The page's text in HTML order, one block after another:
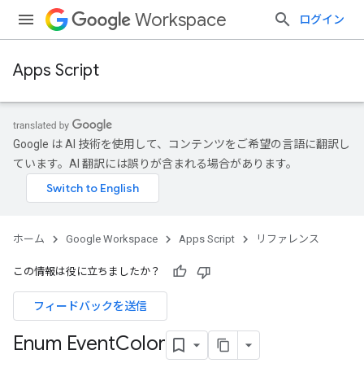
Workspace ログイン
Apps Script
Google は AI 技術を使用して、コンテンツをご希望の言語に翻訳し
ています。AI 翻訳には誤りが含まれる場合があります。
ホーム Google Workspace Apps Script リファレンス
この情報は役に立ちましたか？
フィードバックを送信
Enum EventColor